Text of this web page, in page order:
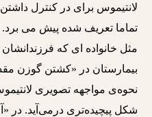
لانتیموس برای در کنترل
تماما تعریف شده پیش می
مثل خانواده ای که
بیمارستان در «کشتن گوزن
نحوه‌ی مواجهه تصویری
شکل پیچیده‌تری درمی‌آید. در